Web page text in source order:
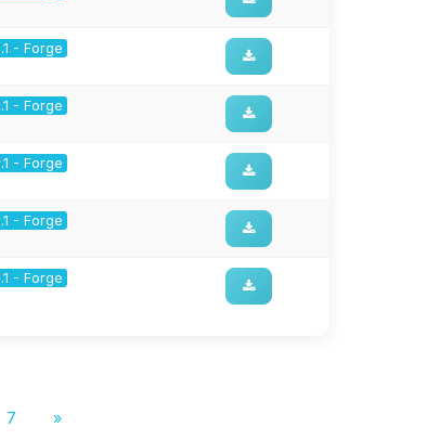
- Forge
- Forge
- Forge
- Forge
- Forge
7 »